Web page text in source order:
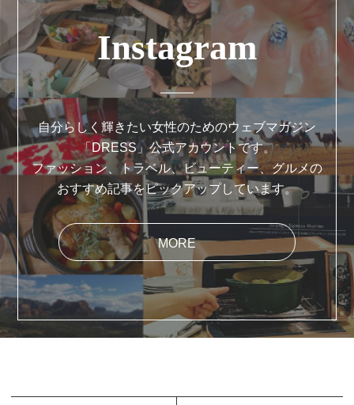
Instagram
自分らしく輝きたい女性のためのウェブマガジン
「DRESS」公式アカウントです。
ファッション、トラベル、ビューティー、グルメの
おすすめ記事をピックアップしています。
MORE